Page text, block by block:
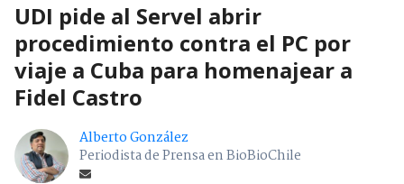
UDI pide al Servel abrir
procedimiento contra el PC por
viaje a Cuba para homenajear a
Fidel Castro
Alberto González
Periodista de Prensa en BioBioChile